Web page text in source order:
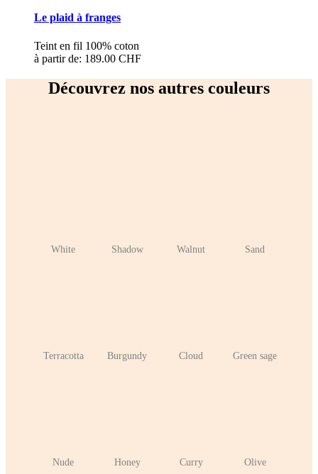
Le plaid à franges
Teint en fil 100% coton
à partir de: 189.00 CHF
Découvrez nos autres couleurs
White Shadow Walnut Sand
Terracotta Burgundy Cloud Green sage
Nude Honey Curry Olive